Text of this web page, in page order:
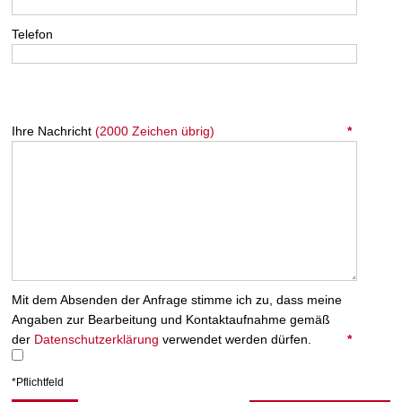
Telefon
Ihre Nachricht(2000 Zeichen übrig) *
Mit dem Absenden der Anfrage stimme ich zu, dass meine
Angaben zur Bearbeitung und Kontaktaufnahme gemäß
der Datenschutzerklärung verwendet werden dürfen. *
*Pflichtfeld